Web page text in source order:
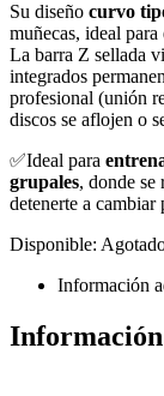
Su diseño curvo
muñecas, ideal
La barra Z sellada
integrados
profesional (unión
discos se aflojen o
✅Ideal para
grupales, donde se
detenerte a cambiar
Disponible:
Información